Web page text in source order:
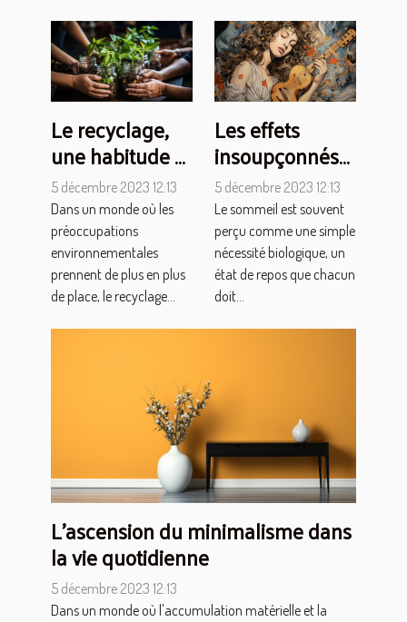
Le recyclage,
une habitude à
intégrer dans
nos vies
5 décembre 2023 12:13
Dans un monde où les
préoccupations
environnementales
prennent de plus en plus
de place, le recyclage...
Les effets
insoupçonnés
du sommeil sur
la créativité
5 décembre 2023 12:13
Le sommeil est souvent
perçu comme une simple
nécessité biologique, un
état de repos que chacun
doit...
L'ascension du minimalisme dans
la vie quotidienne
5 décembre 2023 12:13
Dans un monde où l'accumulation matérielle et la